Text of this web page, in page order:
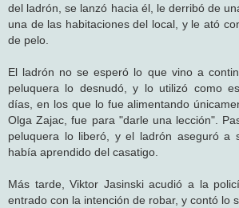
del ladrón, se lanzó hacia él, le derribó de
una de las habitaciones del local, y le ató
de pelo.
El ladrón no se esperó lo que vino a
peluquera lo desnudó, y lo utilizó como
días, en los que lo fue alimentando
Olga Zajac, fue para "darle una lección".
peluquera lo liberó, y el ladrón aseguró a
había aprendido del casatigo.
Más tarde, Viktor Jasinski acudió a la
entrado con la intención de robar, y contó lo